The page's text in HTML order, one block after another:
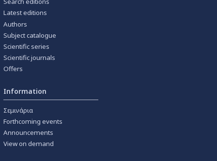
Latest editions
Authors
Subject catalogue
Scientific series
Scientific journals
Offers
Information
Σεμινάρια
Forthcoming events
Announcements
View on demand